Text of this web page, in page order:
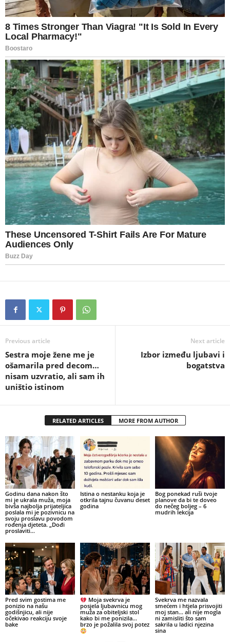
Previous article
Sestra moje žene me je
ošamarila pred decom…
nisam uzvratio, ali sam ih
uništio istinom
Next article
Izbor između ljubavi i
bogatstva
RELATED ARTICLES MORE FROM AUTHOR
Godinu dana nakon što
mi je ukrala muža, moja
bivša najbolja prijateljica
poslala mi je pozivnicu na
svoju proslavu povodom
rođenja djeteta. „Dođi
proslaviti...
Istina o nestanku koja je
otkrila tajnu čuvanu deset
godina
Bog ponekad ruši tvoje
planove da bi te doveo
do nečeg boljeg – 6
mudrih lekcija
Pred svim gostima me
ponizio na našu
godišnjicu, ali nije
očekivao reakciju svoje
bake
Moja svekrva je
posjela ljubavnicu mog
muža za obiteljski stol
kako bi me ponizila…
brzo je požalila svoj potez
Svekrva me nazvala
smećem i htjela prisvojiti
moj stan… ali nije mogla
ni zamisliti što sam
sakrila u ladici njezina
sina